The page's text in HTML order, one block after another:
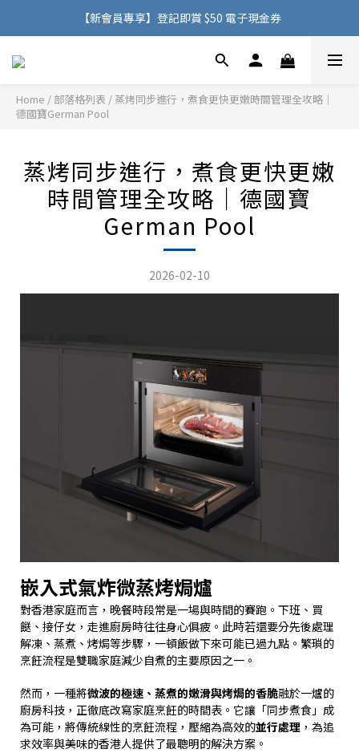
購物滿 HK$500，即可免費享用香港地區送貨服務
【新會員專享】登記即賞 $50 電子現金券
購物滿 HK$500，即可免費享用香港地區送貨服務
Home / 部落格列表 / 蒸烤同步進行，煮食更快更嫩時間管理全攻略｜
德國寶German Pool
蒸烤同步進行，煮食更快更嫩
時間管理全攻略｜德國寶
German Pool
2026-02-10
嵌入式氣炸微蒸烤焗爐
對香港家庭而言，晚餐時段常是一場與時間的賽跑。下班、買
餸、接仔女，走進廚房時往往身心俱疲。此時若還要分先後處理
解凍、蒸煮、烤焗等步驟，一頓飯做下來可能已過九點。繁瑣的
烹飪流程是雙職家庭減少自煮的主要原因之一。
然而，一種將微波的極速、蒸煮的嫩滑與烤焗的香脆融於一爐的
廚房科技，正徹底改寫家庭烹飪的時間表。它讓「同步煮食」成
為可能，將傳統線性的烹飪流程，壓縮為高效的並行處理 ，為追
求效率與美味的香港人提供了最聰明的解決方案。